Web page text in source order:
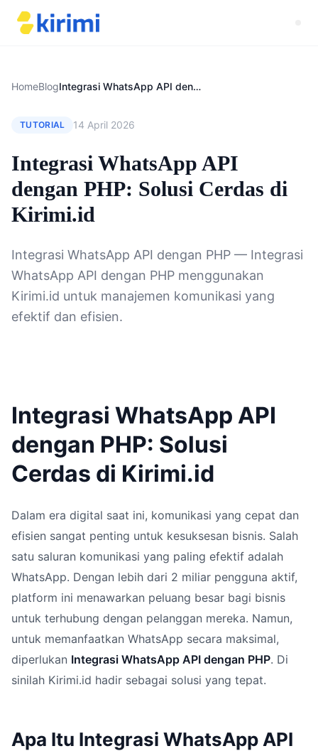
HomeBlog Integrasi WhatsApp API dengan PHP: Solusi Cerdas di Kirimi.id
TUTORIAL 14 April 2026
Integrasi WhatsApp API
dengan PHP: Solusi Cerdas di
Kirimi.id
Integrasi WhatsApp API dengan PHP — Integrasi
WhatsApp API dengan PHP menggunakan
Kirimi.id untuk manajemen komunikasi yang
efektif dan efisien.
Integrasi WhatsApp API
dengan PHP: Solusi
Cerdas di Kirimi.id
Dalam era digital saat ini, komunikasi yang cepat dan
efisien sangat penting untuk kesuksesan bisnis. Salah
satu saluran komunikasi yang paling efektif adalah
WhatsApp. Dengan lebih dari 2 miliar pengguna aktif,
platform ini menawarkan peluang besar bagi bisnis
untuk terhubung dengan pelanggan mereka. Namun,
untuk memanfaatkan WhatsApp secara maksimal,
diperlukan Integrasi WhatsApp API dengan PHP. Di
sinilah Kirimi.id hadir sebagai solusi yang tepat.
Apa Itu Integrasi WhatsApp API